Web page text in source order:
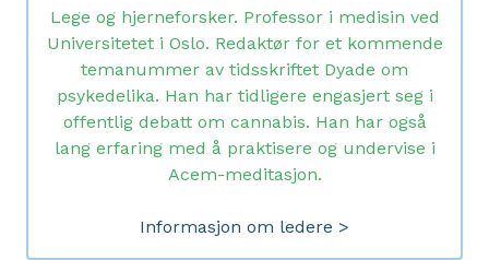
Lege og hjerneforsker. Professor i medisin ved
Universitetet i Oslo. Redaktør for et kommende
temanummer av tidsskriftet Dyade om
psykedelika. Han har tidligere engasjert seg i
offentlig debatt om cannabis. Han har også
lang erfaring med å praktisere og undervise i
Acem-meditasjon.
Informasjon om ledere >